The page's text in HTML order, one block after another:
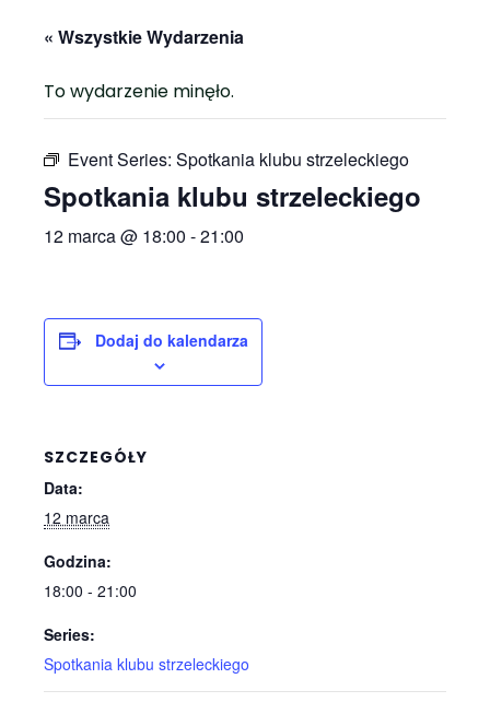
« Wszystkie Wydarzenia
To wydarzenie minęło.
Event Series: Spotkania klubu strzeleckiego
Spotkania klubu strzeleckiego
12 marca @ 18:00 -21:00
Dodaj do kalendarza
SZCZEGÓŁY
Data:
12 marca
Godzina:
18:00 - 21:00
Series:
Spotkania klubu strzeleckiego